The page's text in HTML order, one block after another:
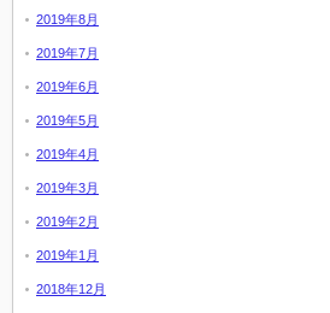
2019年8月
2019年7月
2019年6月
2019年5月
2019年4月
2019年3月
2019年2月
2019年1月
2018年12月